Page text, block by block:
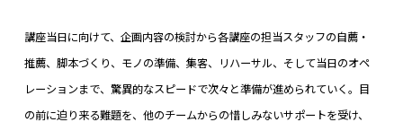
講座当日に向けて、企画内容の検討から各講座の担当スタッフの自薦・
推薦、脚本づくり、モノの準備、集客、リハーサル、 そして当日のオペ
レーションまで、驚異的なスピードで次々と準備が進められていく。目
の前に迫り来る難題を、 他のチームからの惜しみないサポートを受け、